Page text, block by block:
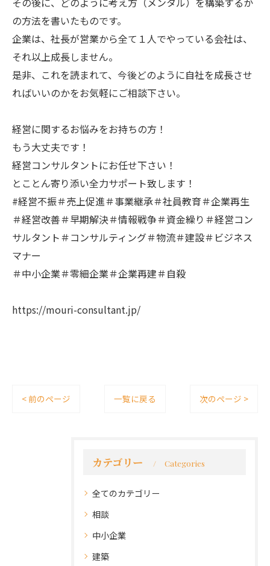
の方法を書いたものです。
企業は、社長が営業から全て１人でやっている会社は、
それ以上成長しません。
是非、これを読まれて、今後どのように自社を成長させ
ればいいのかをお気軽にご相談下さい。
経営に関するお悩みをお持ちの方！
もう大丈夫です！
経営コンサルタントにお任せ下さい！
とことん寄り添い全力サポート致します！
#経営不振＃売上促進＃事業継承＃社員教育＃企業再生
＃経営改善＃早期解決＃情報戦争＃資金繰り＃経営コン
サルタント＃コンサルティング＃物流＃建設＃ビジネス
マナー
＃中小企業＃零細企業＃企業再建＃自殺
https://mouri-consultant.jp/
< 前のページ 一覧に戻る 次のページ >
カテゴリー Categories
全てのカテゴリー
相談
中小企業
建築